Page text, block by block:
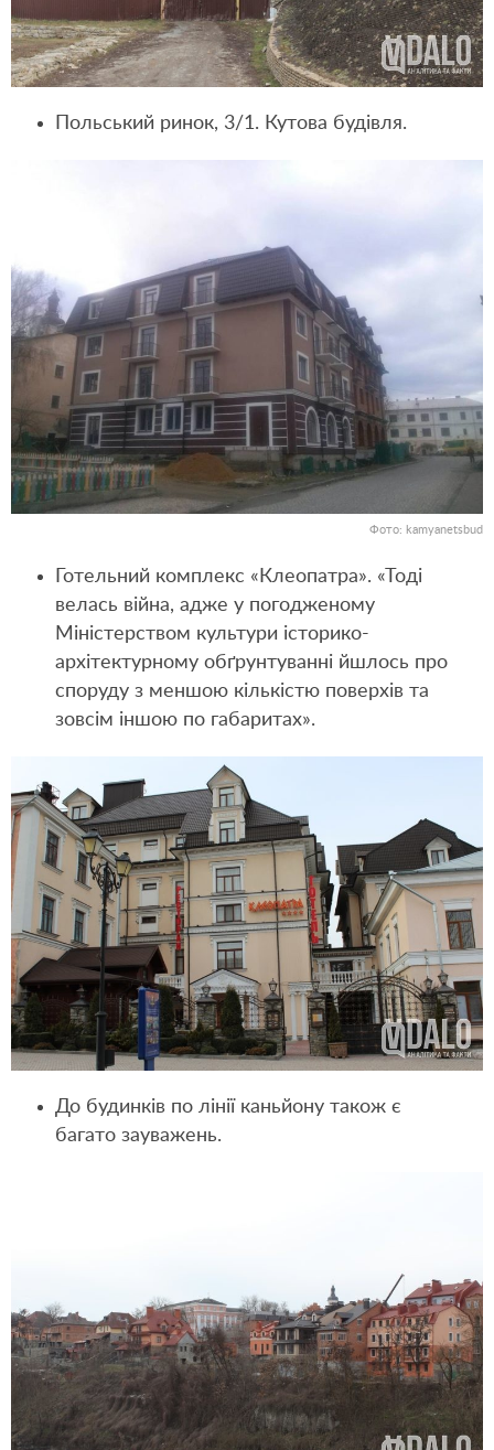
Польський ринок, 3/1. Кутова будівля.
Фото: kamyanetsbud
Готельний комплекс «Клеопатра». «Тоді
велась війна, адже у погодженому
Міністерством культури історико-
архітектурному обґрунтуванні йшлось про
споруду з меншою кількістю поверхів та
зовсім іншою по габаритах».
До будинків по лінії каньйону також є
багато зауважень.